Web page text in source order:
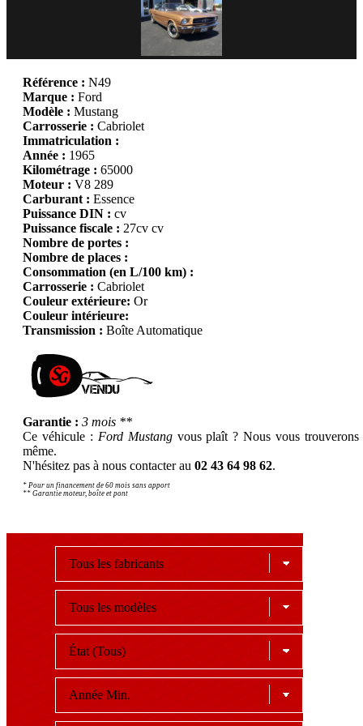
Référence : N49
Marque : Ford
Modèle : Mustang
Carrosserie : Cabriolet
Immatriculation :
Année : 1965
Kilométrage : 65000
Moteur : V8 289
Carburant : Essence
Puissance DIN : cv
Puissance fiscale : 27cv cv
Nombre de portes :
Nombre de places :
Consommation (en L/100 km) :
Carrosserie : Cabriolet
Couleur extérieure: Or
Couleur intérieure:
Transmission : Boîte Automatique
Garantie : 3 mois **
Ce véhicule : Ford Mustangvous plaît ? Nous vous trouverons
même.
N'hésitez pas à nous contacter au 02 43 64 98 62.
* Pour un financement de 60 mois sans apport
** Garantie moteur, boîte et pont